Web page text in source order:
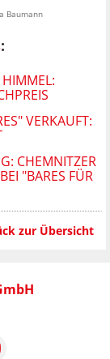
Baumann
:
HIMMEL:
VERKAUFT:
CHEMNITZER
"BARES FÜR
zur Übersicht